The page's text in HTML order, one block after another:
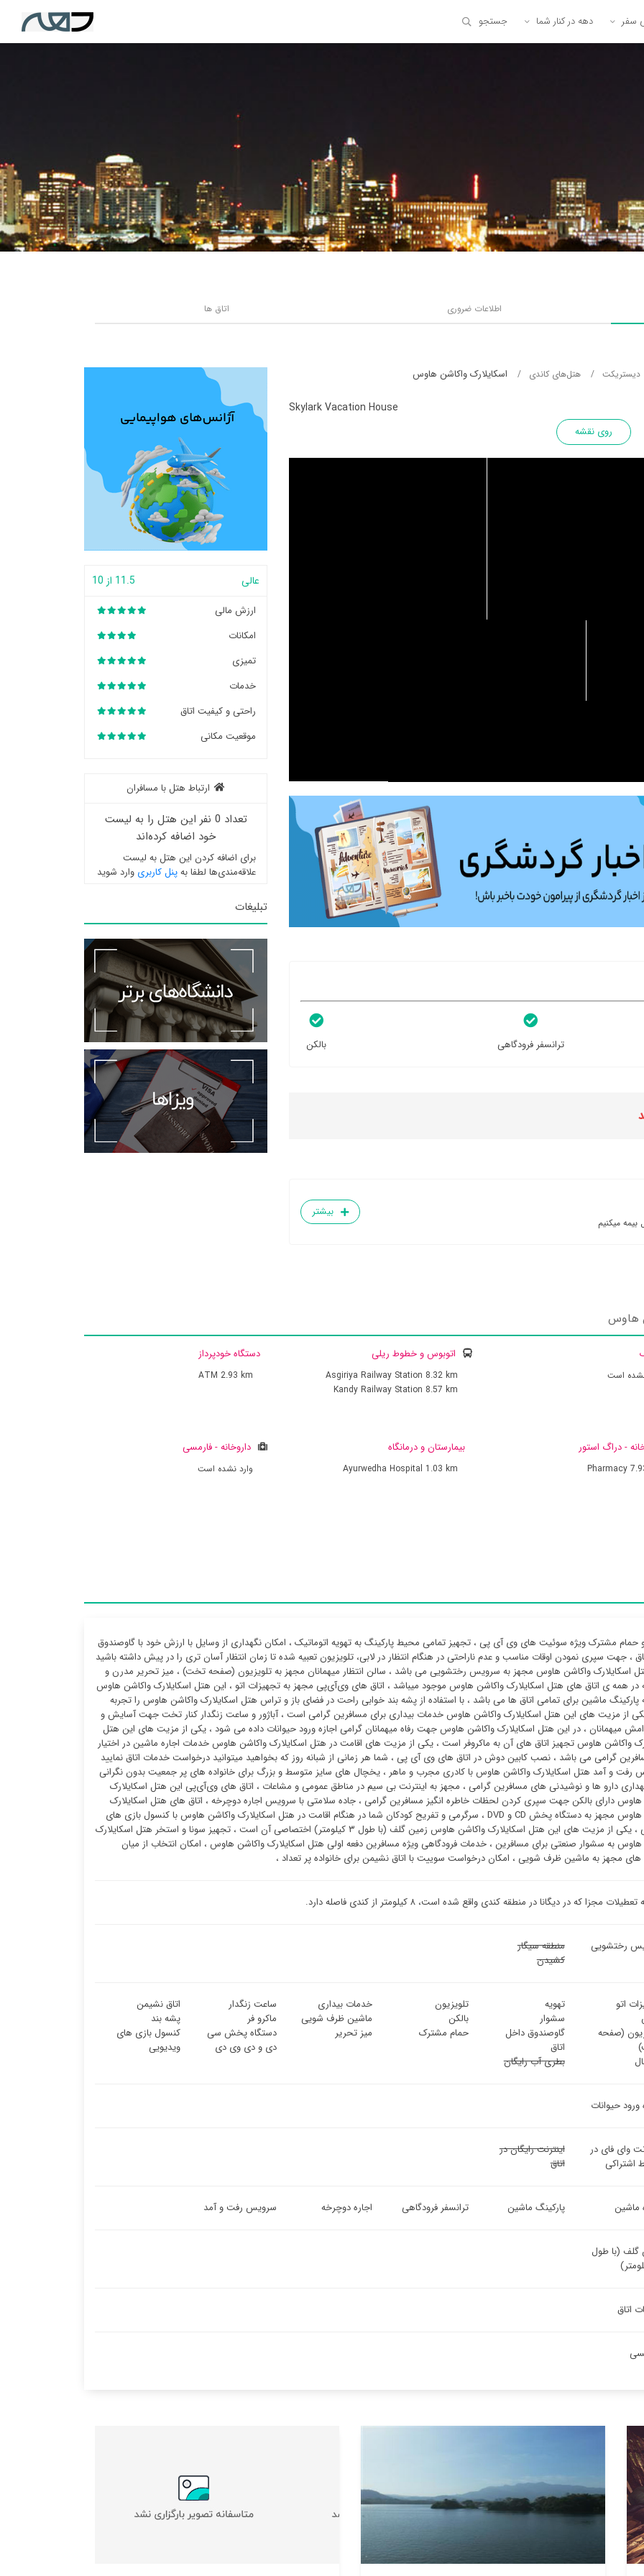
سفر دهه در کنار شما جستجو
اطلاعات ضروری اتاق ها
دیستریکت هتل‌های کاندی اسکایلارک واکاشن هاوس
Skylark Vacation House
روی نقشه
ترانسفر فرودگاهی بالکن
میکنیم
بیشتر
عالی 11.5 از 10
ارزش مالی
امکانات
تمیزی
خدمات
راحتی و کیفیت اتاق
موقعیت مکانی
ارتباط هتل با مسافران
تعداد 0 نفر این هتل را به لیست
خود اضافه کرده‌اند
برای اضافه کردن این هتل به لیست
علاقه‌مندی‌ها لطفا بهپنل کاربری وارد شوید
تبلیغات
هاوس
است
اتوبوس و خطوط ریلی
Asgiriya Railway Station 8.32 km
Kandy Railway Station 8.57 km
دستگاه خودپرداز
ATM 2.93 km
- دراگ استور
Pharmacy
بیمارستان و درمانگاه
Ayurwedha Hospital 1.03 km
داروخانه - فارمسی
وارد نشده است
حمام مشترک ویژه سوئیت ‌های وی آی پی ، تجهیز تمامی محیط پارکینگ به تهویه اتوماتیک ، امکان نگهداری از وسایل با ارزش خود با گاوصندوق
، جهت سپری نمودن اوقات مناسب و عدم ناراحتی در هنگام انتظار در لابی، تلویزیون تعبیه شده تا زمان انتظار آسان تری را در پیش داشته باشید
اسکایلارک واکاشن هاوس مجهز به سرویس رختشویی می باشد ، سالن انتظار میهمانان مجهز به تلویزیون (صفحه تخت) ، میز تحریر مدرن و
در همه ی اتاق های هتل اسکایلارک واکاشن هاوس موجود میباشد ، اتاق های وی‌آی‌پی مجهز به تجهیزات اتو ، این هتل اسکایلارک واکاشن هاوس
پارکینگ ماشین برای تمامی اتاق ها می باشد ، با استفاده از پشه بند خوابی راحت در فضای باز و تراس هتل اسکایلارک واکاشن هاوس را تجربه
از مزیت های این هتل اسکایلارک واکاشن هاوس خدمات بیداری برای مسافرین گرامی است ، آباژور و ساعت زنگدار کنار تخت جهت آسایش و
میهمانان ، در این هتل اسکایلارک واکاشن هاوس جهت رفاه میهمانان گرامی اجازه ورود حیوانات داده می شود ، یکی از مزیت های این هتل
واکاشن هاوس تجهیز اتاق های آن به ماکروفر است ، یکی از مزیت های اقامت در هتل اسکایلارک واکاشن هاوس خدمات اجاره ماشین در اختیار
گرامی می باشد ، نصب کابین دوش در اتاق های وی آی پی ، شما هر زمانی از شبانه روز که بخواهید میتوانید درخواست خدمات اتاق نمایید
رفت و آمد هتل اسکایلارک واکاشن هاوس با کادری مجرب و ماهر ، یخچال های سایز متوسط و بزرگ برای خانواده های پر جمعیت بدون نگرانی
دارو ها و نوشیدنی های مسافرین گرامی ، مجهز به اینترنت بی سیم در مناطق عمومی و مشاعات ، اتاق های وی‌آی‌پی این هتل اسکایلارک
هاوس دارای بالکن جهت سپری کردن لحظات خاطره انگیز مسافرین گرامی ، جاده سلامتی با سرویس اجاره دوچرخه ، اتاق های هتل اسکایلارک
واکاشن هاوس مجهز به دستگاه پخش CD و DVD ، سرگرمی و تفریح کودکان شما در هنگام اقامت در هتل اسکایلارک واکاشن هاوس با کنسول بازی های
ویدیویی ، یکی از مزیت های این هتل اسکایلارک واکاشن هاوس زمین گلف (با طول ۳ کیلومتر) اختصاصی آن است ، تجهیز سونا و استخر هتل اسکایلارک
به سشوار صنعتی برای مسافرین ، خدمات فرودگاهی ویژه مسافرین دفعه اولی هتل اسکایلارک واکاشن هاوس ، امکان انتخاب از میان
مجهز به ماشین ظرف شویی ، امکان درخواست سوییت با اتاق نشیمن برای خانواده پر تعداد ،
مجزا که در دیگانا در منطقه کندی واقع شده است، ۸ کیلومتر از کندی فاصله دارد.
رختشویی
منطقه سیگار
کشیدن
اتو تهویه تلویزیون خدمات بیداری ساعت زنگدار
اتاق نشیمن
سشوار بالکن ماشین ظرف شویی ماکرو فر
پشه بند
(صفحه
گاوصندوق داخل
اتاق
حمام مشترک میز تحریر
دستگاه پخش سی
دی و دی وی دی
کنسول بازی های
ویدیویی
بطری آب رایگان
ورود حیوانات
وای فای در
اشتراکی
اینترنت رایگان در
اتاق
ماشین پارکینگ ماشین ترانسفر فرودگاهی اجاره دوچرخه سرویس رفت و آمد
گلف (با طول
اتاق